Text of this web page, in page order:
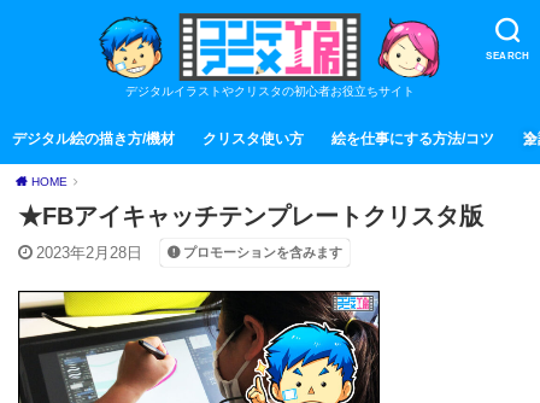
SEARCH
デジタルイラストやクリスタの初心者お役立ちサイト
デジタル絵の描き方/機材 クリスタ使い方 絵を仕事にする方法/コツ 全
HOME
★FBアイキャッチテンプレートクリスタ版
2023年2月28日 プロモーションを含みます